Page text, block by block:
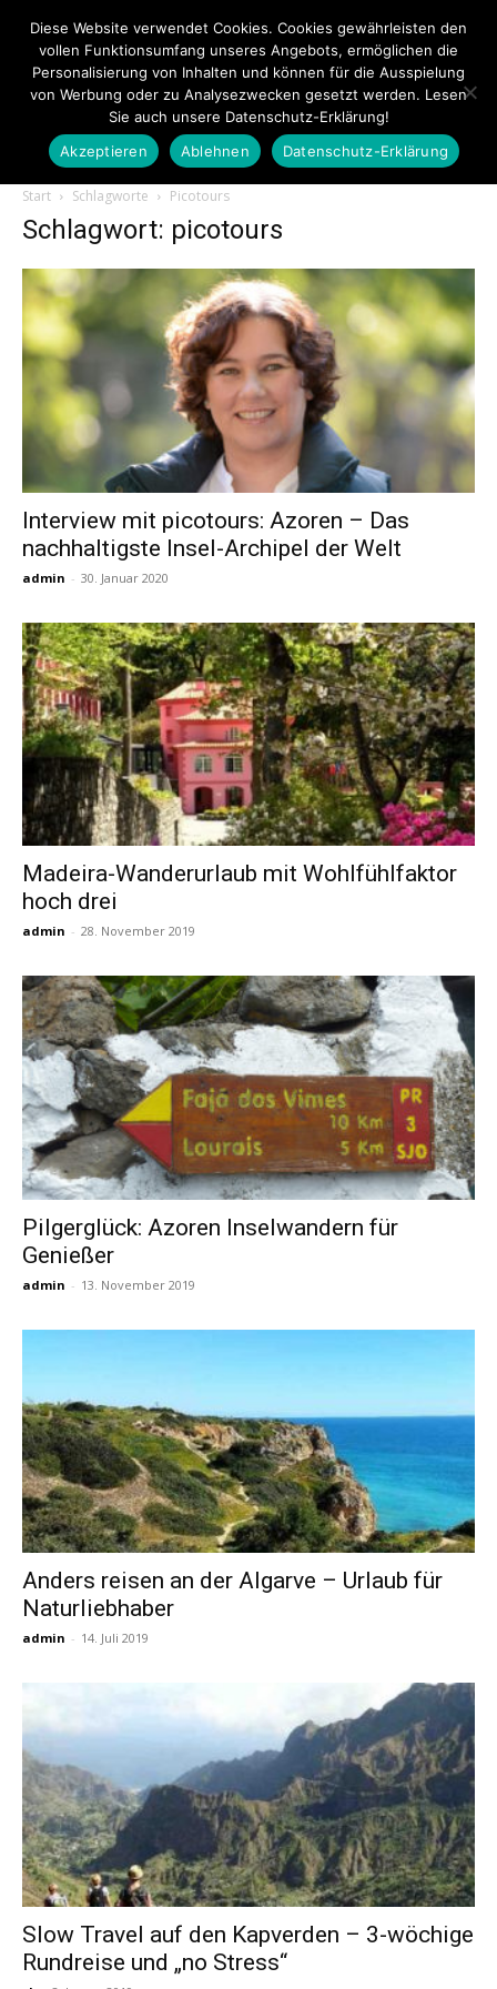
Touristiknews.de
Touristiknews
und
Reiseempfehlungen.
Start Schlagworte Picotours
Schlagwort: picotours
Interview mit picotours: Azoren – Das
nachhaltigste Insel-Archipel der Welt
admin - 30. Januar 2020
Madeira-Wanderurlaub mit Wohlfühlfaktor
hoch drei
admin - 28. November 2019
Pilgerglück: Azoren Inselwandern für
Genießer
admin - 13. November 2019
Anders reisen an der Algarve – Urlaub für
Naturliebhaber
admin - 14. Juli 2019
Slow Travel auf den Kapverden – 3-wöchige
Rundreise und „no Stress“
Diese Website verwendet Cookies. Cookies gewährleisten den
vollen Funktionsumfang unseres Angebots, ermöglichen die
Personalisierung von Inhalten und können für die Ausspielung
von Werbung oder zu Analysezwecken gesetzt werden. Lesen
Sie auch unsere Datenschutz-Erklärung!
Akzeptieren
Ablehnen Datenschutz-Erklärung